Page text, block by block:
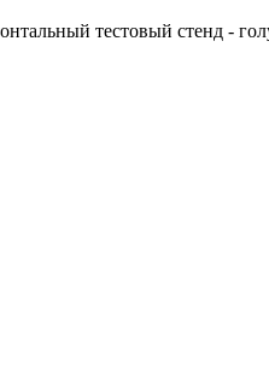
тестовый стенд -